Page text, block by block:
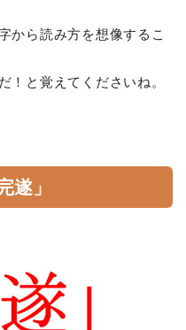
から読み方を想像するこ
！と覚えてくださいね。
遂」